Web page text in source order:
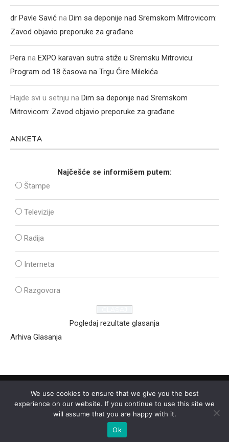
dr Pavle Savić na Dim sa deponije nad Sremskom Mitrovicom:
Zavod objavio preporuke za građane
Pera na EXPO karavan sutra stiže u Sremsku Mitrovicu:
Program od 18 časova na Trgu Ćire Milekića
Hajde svi u setnju na Dim sa deponije nad Sremskom
Mitrovicom: Zavod objavio preporuke za građane
ANKETA
Najčešće se informišem putem:
Štampe
Televizije
Radija
Interneta
Razgovora
Pogledaj rezultate glasanja
Arhiva Glasanja
2025 - © - Ozon Media Sremska Mitrovica
We use cookies to ensure that we give you the best
experience on our website. If you continue to use this site we
will assume that you are happy with it.
Ok